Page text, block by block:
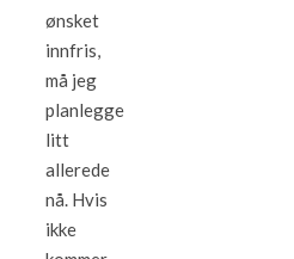
ønsket
innfris,
må jeg
planlegge
litt
allerede
nå. Hvis
ikke